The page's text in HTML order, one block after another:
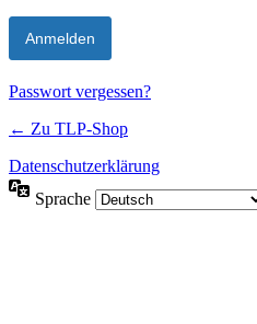
Passwort vergessen?
← Zu TLP-Shop
Datenschutzerklärung
Sprache